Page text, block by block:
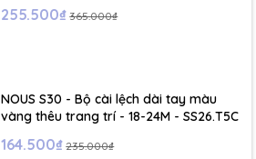
255.500₫ 365.000₫
NOUS S30 - Bộ cài lệch dài tay màu
vàng thêu trang trí - 18-24M - SS26.T5C
164.500₫ 235.000₫